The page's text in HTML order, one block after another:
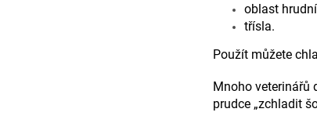
oblast
třísla.
Použít můžete
Mnoho veterinářů
prudce „zchladit